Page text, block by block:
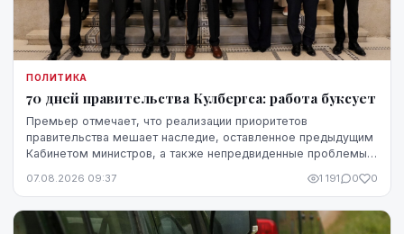
ПОЛИТИКА
70 дней правительства Кулбергса: работа буксует
Премьер отмечает, что реализации приоритетов
правительства мешает наследие, оставленное предыдущим
Кабинетом министров, а также непредвиденные проблемы,
стремительного прогресса.
07.08.2026 09:37 1 191 0 0